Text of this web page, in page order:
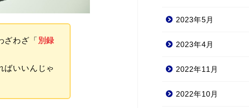
ざわざ「 別録
ばいいんじゃ
2023年5月
2023年4月
2022年11月
2022年10月